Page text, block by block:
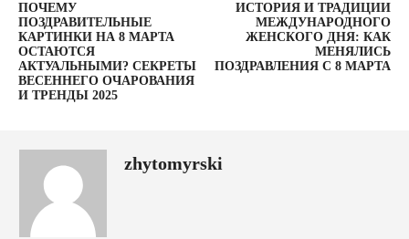
ПОЧЕМУ
ПОЗДРАВИТЕЛЬНЫЕ
КАРТИНКИ НА 8 МАРТА
ОСТАЮТСЯ
АКТУАЛЬНЫМИ? СЕКРЕТЫ
ВЕСЕННЕГО ОЧАРОВАНИЯ
И ТРЕНДЫ 2025
ИСТОРИЯ И ТРАДИЦИИ
МЕЖДУНАРОДНОГО
ЖЕНСКОГО ДНЯ: КАК
МЕНЯЛИСЬ
ПОЗДРАВЛЕНИЯ С 8 МАРТА
zhytomyrski